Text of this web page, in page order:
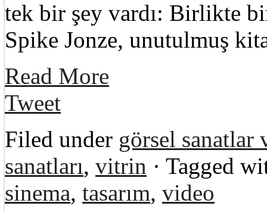
tek bir şey vardı: Birlikte
Spike Jonze, unutulmuş
Read More
Tweet
Filed under görsel sanatlar
sanatları, vitrin · Tagged
sinema, tasarım, video